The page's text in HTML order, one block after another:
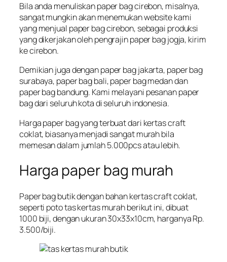
Bila anda menuliskan paper bag cirebon, misalnya,
sangat mungkin akan menemukan website kami
yang menjual paper bag cirebon, sebagai produksi
yang dikerjakan oleh pengrajin paper bag jogja, kirim
ke cirebon.
Demikian juga dengan paper bag jakarta, paper bag
surabaya, paper bag bali, paper bag medan dan
paper bag bandung. Kami melayani pesanan paper
bag dari seluruh kota di seluruh indonesia.
Harga paper bag yang terbuat dari kertas craft
coklat, biasanya menjadi sangat murah bila
memesan dalam jumlah 5.000pcs atau lebih.
Harga paper bag murah
Paper bag butik dengan bahan kertas craft coklat,
seperti poto tas kertas murah berikut ini, dibuat
1000 biji, dengan ukuran 30x33x10cm, harganya Rp.
3.500/biji.